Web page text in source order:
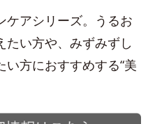
ケアシリーズ。うるお
たい方や、みずみずし
い方におすすめする“美